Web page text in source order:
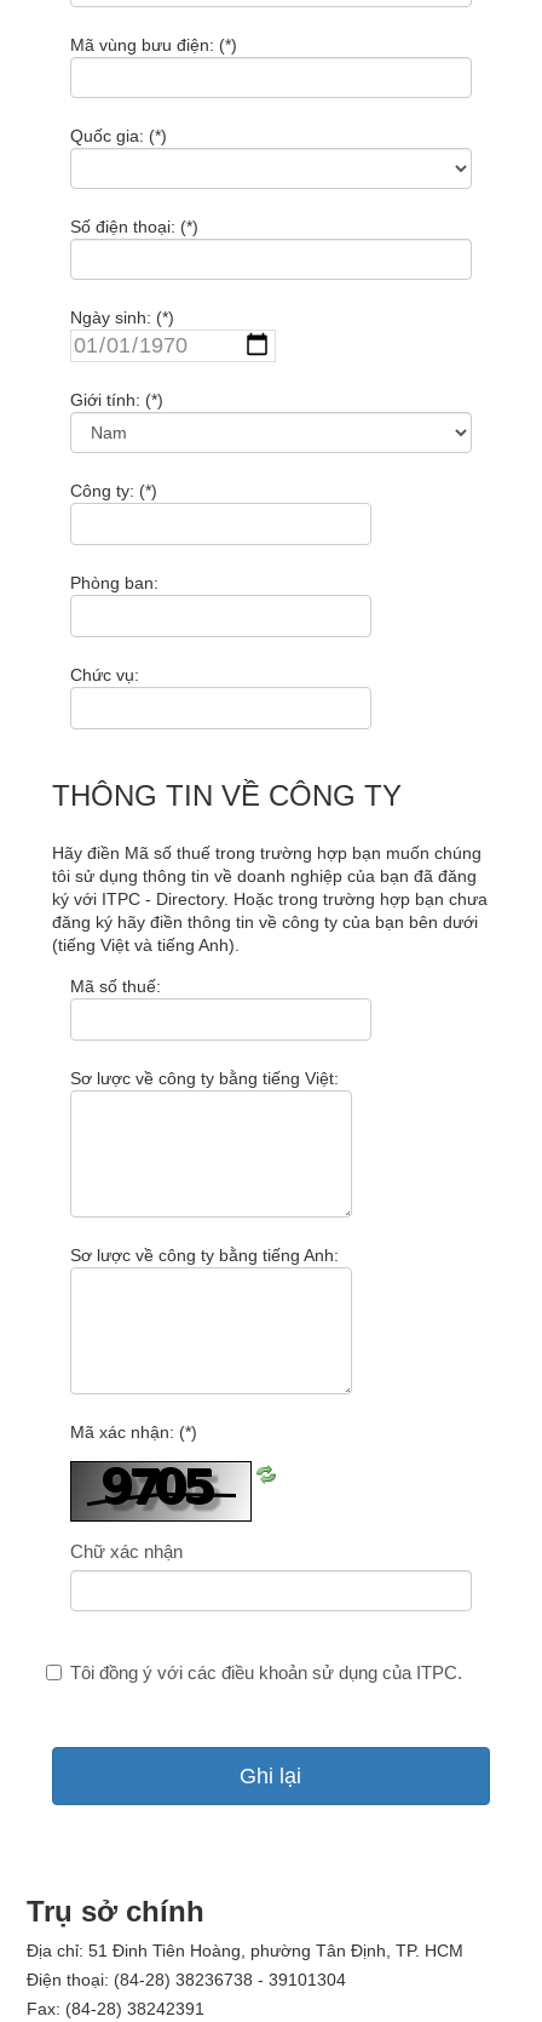
Mã vùng bưu điện: (*)
Quốc gia: (*)
Số điện thoại: (*)
Ngày sinh: (*)
Giới tính: (*)
Công ty: (*)
Phòng ban:
Chức vụ:
THÔNG TIN VỀ CÔNG TY
Hãy điền Mã số thuế trong trường hợp bạn muốn chúng
tôi sử dụng thông tin về doanh nghiệp của bạn đã đăng
ký với ITPC - Directory. Hoặc trong trường hợp bạn chưa
đăng ký hãy điền thông tin về công ty của bạn bên dưới
(tiếng Việt và tiếng Anh).
Mã số thuế:
Sơ lược về công ty bằng tiếng Việt:
Sơ lược về công ty bằng tiếng Anh:
Mã xác nhận: (*)
Tải
Chữ xác nhận
Tôi đồng ý với các điều khoản sử dụng của ITPC.
Ghi lại
Trụ sở chính
Địa chỉ: 51 Đinh Tiên Hoàng, phường Tân Định, TP. HCM
Điện thoại: (84-28) 38236738 - 39101304
Fax: (84-28) 38242391